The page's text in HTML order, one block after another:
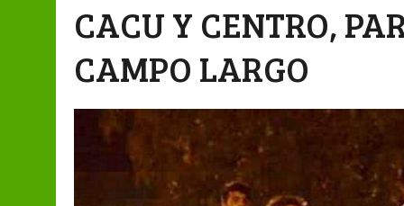
5 AGOSTO, 2026 | NAPENAY-BELGRANO Y SPORTIVO-
CACU Y CENTRO,
CAMPO LARGO